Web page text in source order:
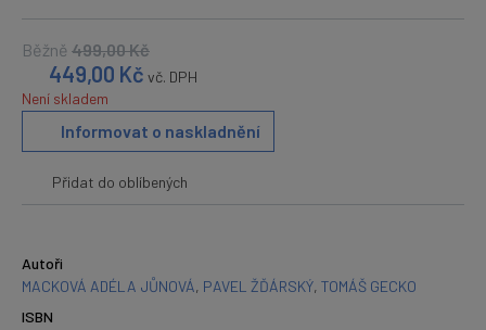
Běžně 499,00Kč
449,00 Kč vč. DPH
Není skladem
Informovat o naskladnění
Přidat do oblíbených
Autoři
MACKOVÁ ADÉLA JŮNOVÁ, PAVEL ŽĎÁRSKÝ, TOMÁŠ GECKO
ISBN